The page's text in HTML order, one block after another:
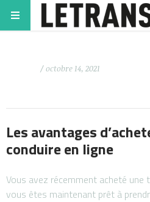
/ octobre 14, 2021
Les avantages
conduire en ligne
Vous avez récemment acheté
vous êtes maintenant prêt à